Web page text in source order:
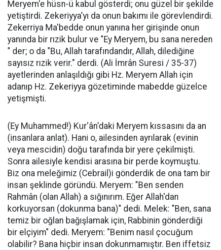
Meryem'e hüsn-ü kabul gösterdi; onu güzel bir şekilde
yetiştirdi. Zekeriyya'yı da onun bakımı ile görevlendirdi.
Zekerriya Ma'bedde onun yanına her girişinde onun
yanında bir rızik bulur ve "Ey Meryem, bu sana nereden
" der; o da "Bu, Allah tarafındandır, Allah, dilediğine
sayısız rızik verir." derdi. (Ali İmrân Suresi / 35-37)
ayetlerinden anlaşıldığı gibi Hz. Meryem Allah için
adanıp Hz. Zekeriyya gözetiminde mabedde güzelce
yetişmişti.
(Ey Muhammed!) Kur'ân'daki Meryem kıssasını da an
(insanlara anlat). Hani o, ailesinden ayrılarak (evinin
veya mescidin) doğu tarafında bir yere çekilmişti.
Sonra ailesiyle kendisi arasına bir perde koymuştu.
Biz ona meleğimiz (Cebrail)i gönderdik de ona tam bir
insan şeklinde göründü. Meryem: "Ben senden
Rahmân (olan Allah) a sığınırım. Eğer Allah'dan
korkuyorsan (dokunma bana)" dedi. Melek: "Ben, sana
temiz bir oğlan bağışlamak için, Rabbinin gönderdiği
bir elçiyim" dedi. Meryem: "Benim nasıl çocuğum
olabilir? Bana hiçbir insan dokunmamıştır. Ben iffetsiz